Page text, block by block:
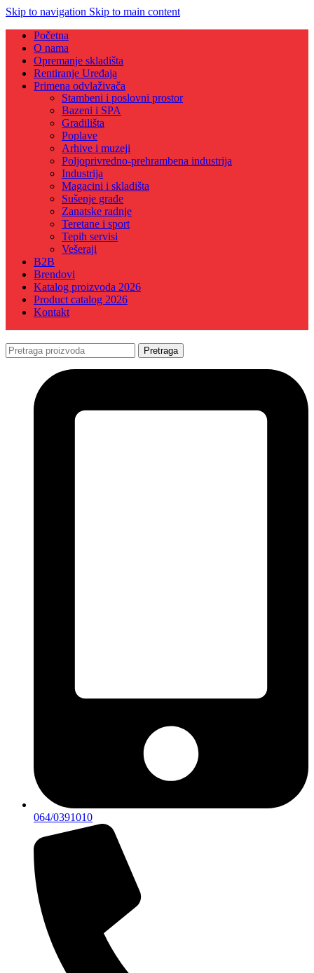
Skip to navigation Skip to main content
Početna
O nama
Opremanje skladišta
Rentiranje Uređaja
Primena odvlaživača
Stambeni i poslovni prostor
Bazeni i SPA
Gradilišta
Poplave
Arhive i muzeji
Poljoprivredno-prehrambena industrija
Industrija
Magacini i skladišta
Sušenje građe
Zanatske radnje
Teretane i sport
Tepih servisi
Vešeraji
B2B
Brendovi
Katalog proizvoda 2026
Product catalog 2026
Kontakt
Pretraga
064/0391010